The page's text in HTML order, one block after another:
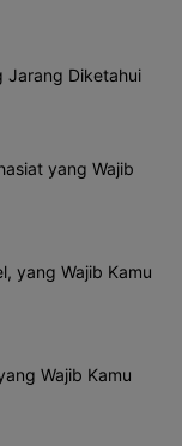
Jarang Diketahui
yang Wajib
yang Wajib Kamu
Wajib Kamu